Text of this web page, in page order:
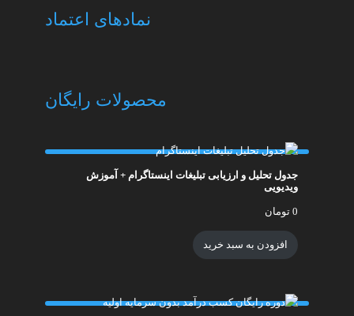
نمادهای اعتماد
محصولات رایگان
جدول تحلیل و ارزیابی تبلیغات اینستاگرام + آموزش
ویدیویی
0 تومان
افزودن به سبد خرید